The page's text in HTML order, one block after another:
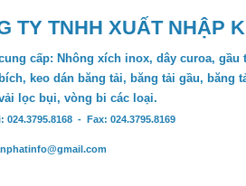
TY TNHH XUẤT NHẬP
cấp: Nhông xích inox, dây curoa, gầu
keo dán băng tải, băng tải gầu, băng
lọc bụi, vòng bi các loại.
024.3795.8168 - Fax: 024.3795.8169